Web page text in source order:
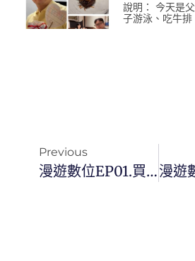
說明： 今天是
子游泳、吃牛排
Previous
漫遊數位EP01.買了蘋果筆電必買的配件以及不要買的配件